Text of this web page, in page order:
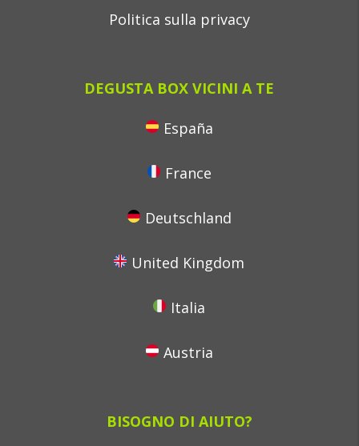
Politica sulla privacy
DEGUSTA BOX VICINI A TE
España
France
Deutschland
United Kingdom
Italia
Austria
BISOGNO DI AIUTO?